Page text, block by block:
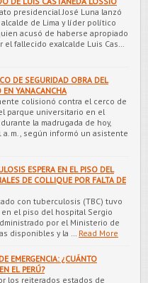
presidencial José Luna lanzó
de Lima y líder político
acusó de haberse apropiado
fallecido exalcalde Luis Cas…
DE SEGURIDAD OBRA DEL
EN YANACANCHA
colisionó contra el cerco de
parque universitario en el
la madrugada de hoy,
a. m., según informó un asistente
ESPERA EN EL PISO DEL
DE COLLIQUE POR FALTA DE
con tuberculosis (TBC) tuvo
el piso del hospital Sergio
por el Ministerio de
disponibles y la …
Read More
EMERGENCIA: ¿CUÁNTO
EL PERÚ?
los reiterados estados de